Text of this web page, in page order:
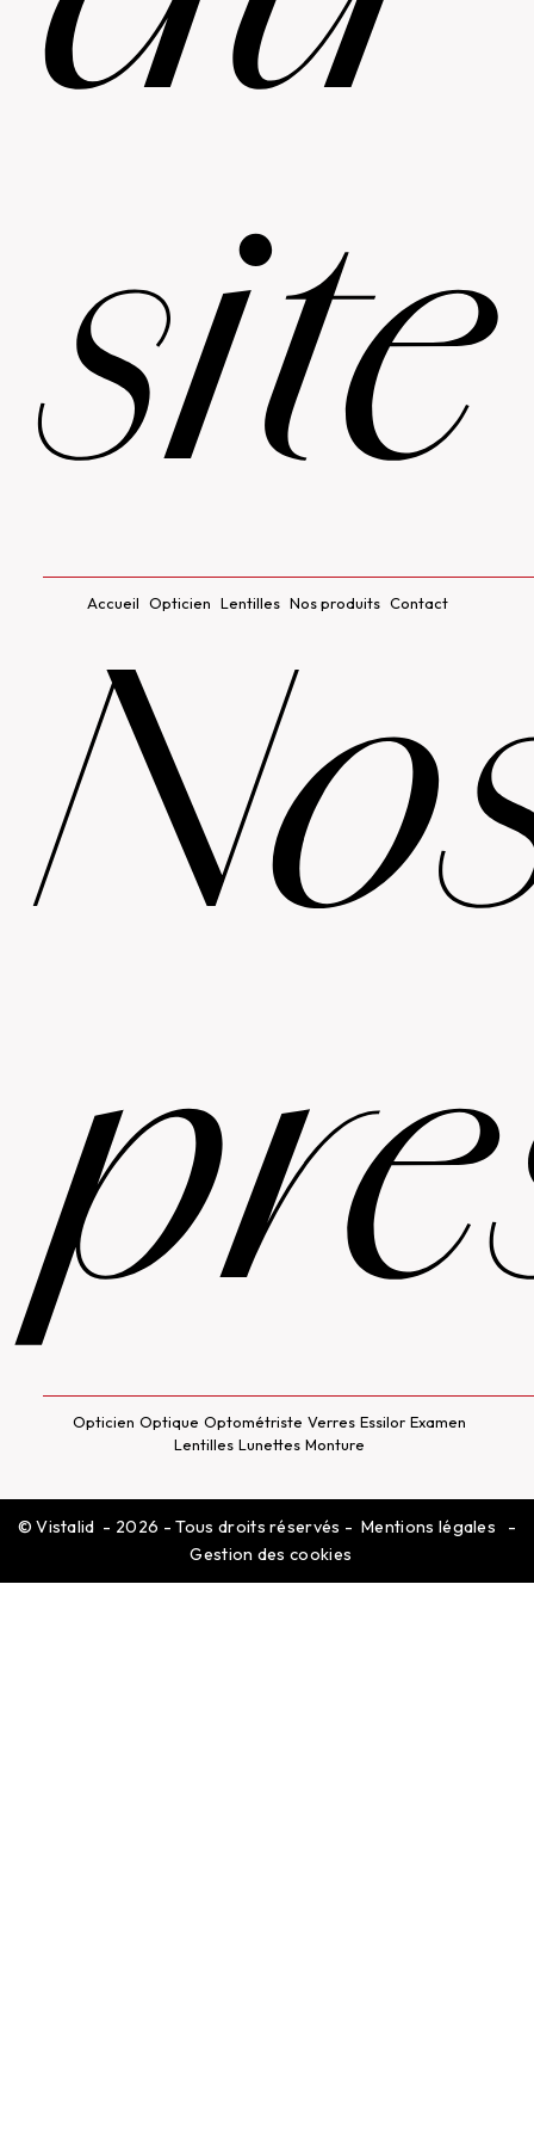
site
Accueil Opticien Lentilles Nos produits Contact
Opticien Optique Optométriste Verres Essilor Examen
Lentilles Lunettes Monture
©Vistalid - 2026 - Tous droits réservés - Mentions légales
-
Gestion des cookies